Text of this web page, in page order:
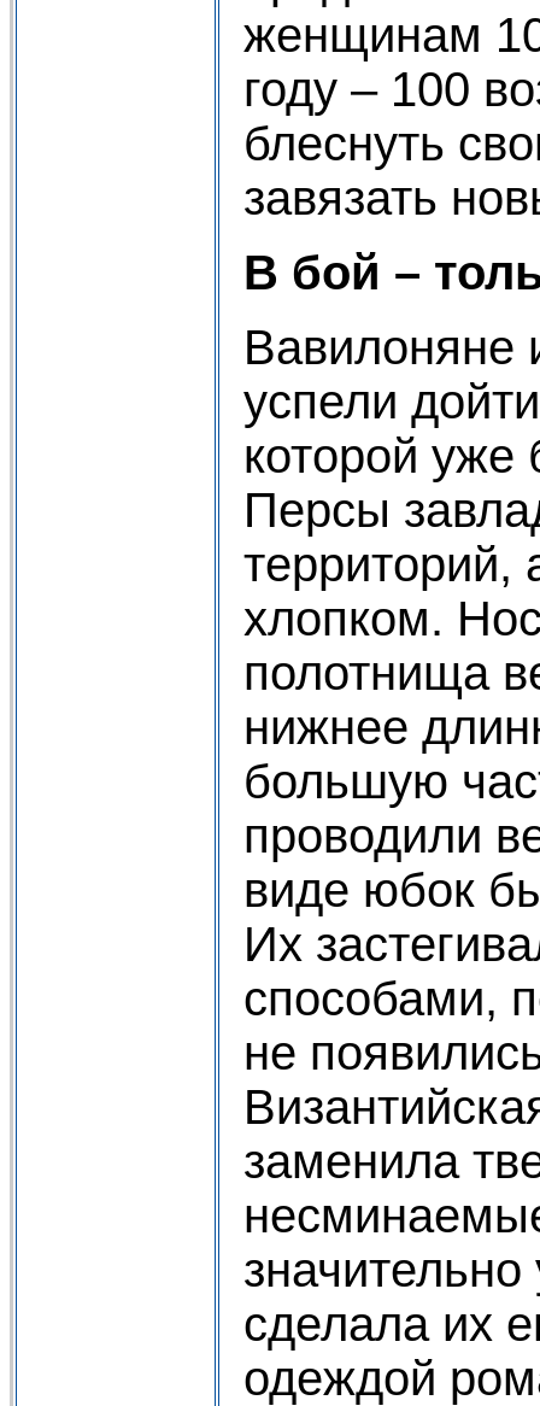
женщинам
году – 100
блеснуть
завязать
В бой –
Вавилоняне
успели
которой уже
Персы
территорий,
хлопком.
полотнища
нижнее
большую
проводили
виде юбок
Их
способами,
не
заменила
сделала их
одеждой